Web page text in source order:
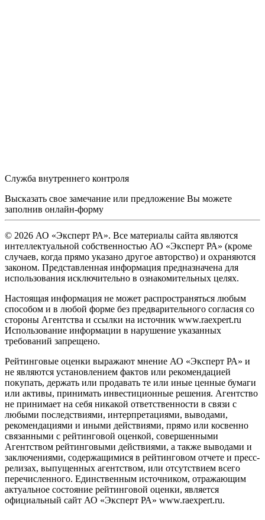
Служба внутреннего контроля
Высказать свое замечание или предложение Вы можете
заполнив онлайн-форму
© 2026 АО «Эксперт РА». Все материалы сайта являются
интеллектуальной собственностью АО «Эксперт РА» (кроме
случаев, когда прямо указано другое авторство) и охраняются
законом. Представленная информация предназначена для
использования исключительно в ознакомительных целях.
Настоящая информация не может распространяться любым
способом и в любой форме без предварительного согласия со
стороны Агентства и ссылки на источник www.raexpert.ru
Использование информации в нарушение указанных
требований запрещено.
Рейтинговые оценки выражают мнение АО «Эксперт РА» и
не являются установлением фактов или рекомендацией
покупать, держать или продавать те или иные ценные бумаги
или активы, принимать инвестиционные решения. Агентство
не принимает на себя никакой ответственности в связи с
любыми последствиями, интерпретациями, выводами,
рекомендациями и иными действиями, прямо или косвенно
связанными с рейтинговой оценкой, совершенными
Агентством рейтинговыми действиями, а также выводами и
заключениями, содержащимися в рейтинговом отчете и пресс-
релизах, выпущенных агентством, или отсутствием всего
перечисленного. Единственным источником, отражающим
актуальное состояние рейтинговой оценки, является
официальный сайт АО «Эксперт РА» www.raexpert.ru.